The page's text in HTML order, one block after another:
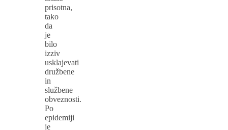
prisotna,
tako
da
je
bilo
izziv
usklajevati
družbene
in
službene
obveznosti.
Po
epidemiji
je